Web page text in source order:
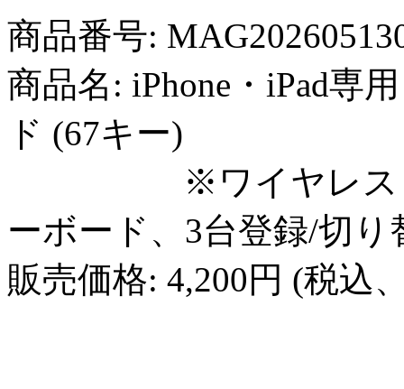
商品番号:
商品名: iPhone・iPad専
ド (67キー)
※ワイヤレス（
ーボード、3台登録/切り
販売価格: 4,200円 (税込